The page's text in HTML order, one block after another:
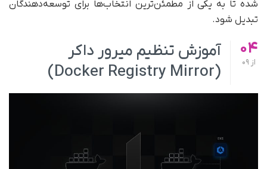
شده تا به یکی از مطمئن‌ترین انتخاب‌ها برای توسعه‌دهندگان
تبدیل شود.
04
از
آموزش تنظیم میرور داکر
(Docker Registry Mirror)